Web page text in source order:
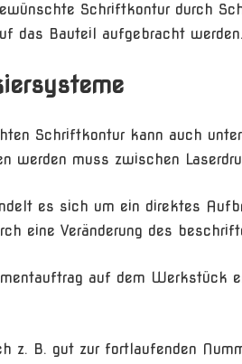
Schriftkontur durch
das Bauteil aufgebracht werden.
Schriftkontur kann auch
werden muss zwischen
es sich um ein direktes
eine Veränderung des
auf dem Werkstück
z. B. gut zur fortlaufenden